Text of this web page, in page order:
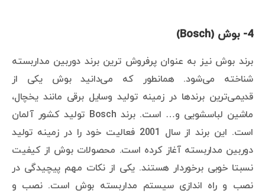
4- بوش (Bosch)
برند بوش نیز به عنوان پرفروش ترین برند دوربین مداربسته
شناخته می‌شود. همانطور که می‌دانید بوش یکی از
قدیمی‌ترین برندها در زمینه تولید وسایل برقی مانند یخچال،
ماشین لباسشویی و… است. برند Bosch تولید کشور آلمان
است. این برند از سال 2001 فعالیت خود را در زمینه تولید
دوربین مداربسته آغاز کرده است. محصولات بوش از کیفیت
نسبتا خوبی برخوردار هستند. یکی از نکات مهم پیچیدگی در
نصب و راه اندازی سیستم مداربسته بوش است. نصب و